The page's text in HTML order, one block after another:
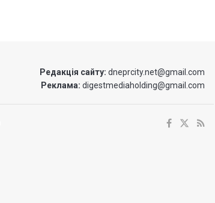
Редакція сайту: dneprcity.net@gmail.com
Реклама: digestmediaholding@gmail.com